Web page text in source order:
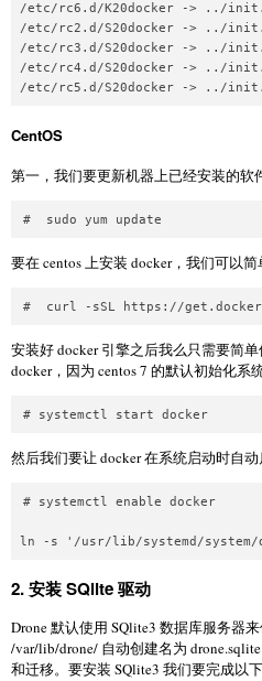
/etc/rc6.d/K20docker -> ../
/etc/rc2.d/S20docker -> ../
/etc/rc3.d/S20docker -> ../
/etc/rc4.d/S20docker -> ../
CentOS
第一，我们要更新机器上已经安装的软
要在 centos 上安装 docker，我们可以简
安装好 docker 引擎之后我么只需要简
docker，因为 centos 7 的默认初始化系统
然后我们要让 docker 在系统启动时自动
# systemctl enable docker
2. 安装 SQlite 驱动
Drone 默认使用 SQlite3 数据库服务器
/var/lib/drone/ 自动创建名为
和迁移。要安装 SQlite3 我们要完成以下